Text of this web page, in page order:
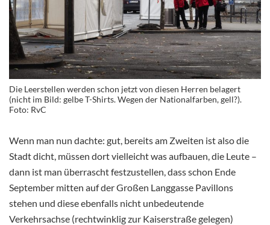
Die Leerstellen werden schon jetzt von diesen Herren belagert
(nicht im Bild: gelbe T-Shirts. Wegen der Nationalfarben, gell?).
Foto: RvC
Wenn man nun dachte: gut, bereits am Zweiten ist also die
Stadt dicht, müssen dort vielleicht was aufbauen, die Leute –
dann ist man überrascht festzustellen, dass schon Ende
September mitten auf der Großen Langgasse Pavillons
stehen und diese ebenfalls nicht unbedeutende
Verkehrsachse (rechtwinklig zur Kaiserstraße gelegen)